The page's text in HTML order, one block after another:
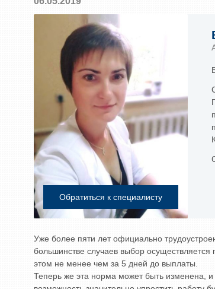
Обратиться к специалисту
Уже более пяти лет официально
большинстве случаев выбор осуществляется
этом не менее чем за 5 дней до выплаты.
Теперь же эта норма может быть изменена,